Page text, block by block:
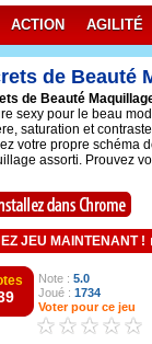
ACTION AGILITÉ
de Beauté
de Beauté
sexy pour le beau
saturation et
votre propre schéma
assorti. Prouvez
JEU MAINTENANT !
Note : 5.0
Joué : 1734
Voter pour ce jeu